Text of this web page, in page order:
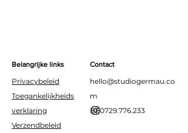
Belangrijke links
Privacybeleid
Toegankelijkheids
verklaring
Verzendbeleid
Contact
hello@studiogermau.co
m
BE0729.776.233